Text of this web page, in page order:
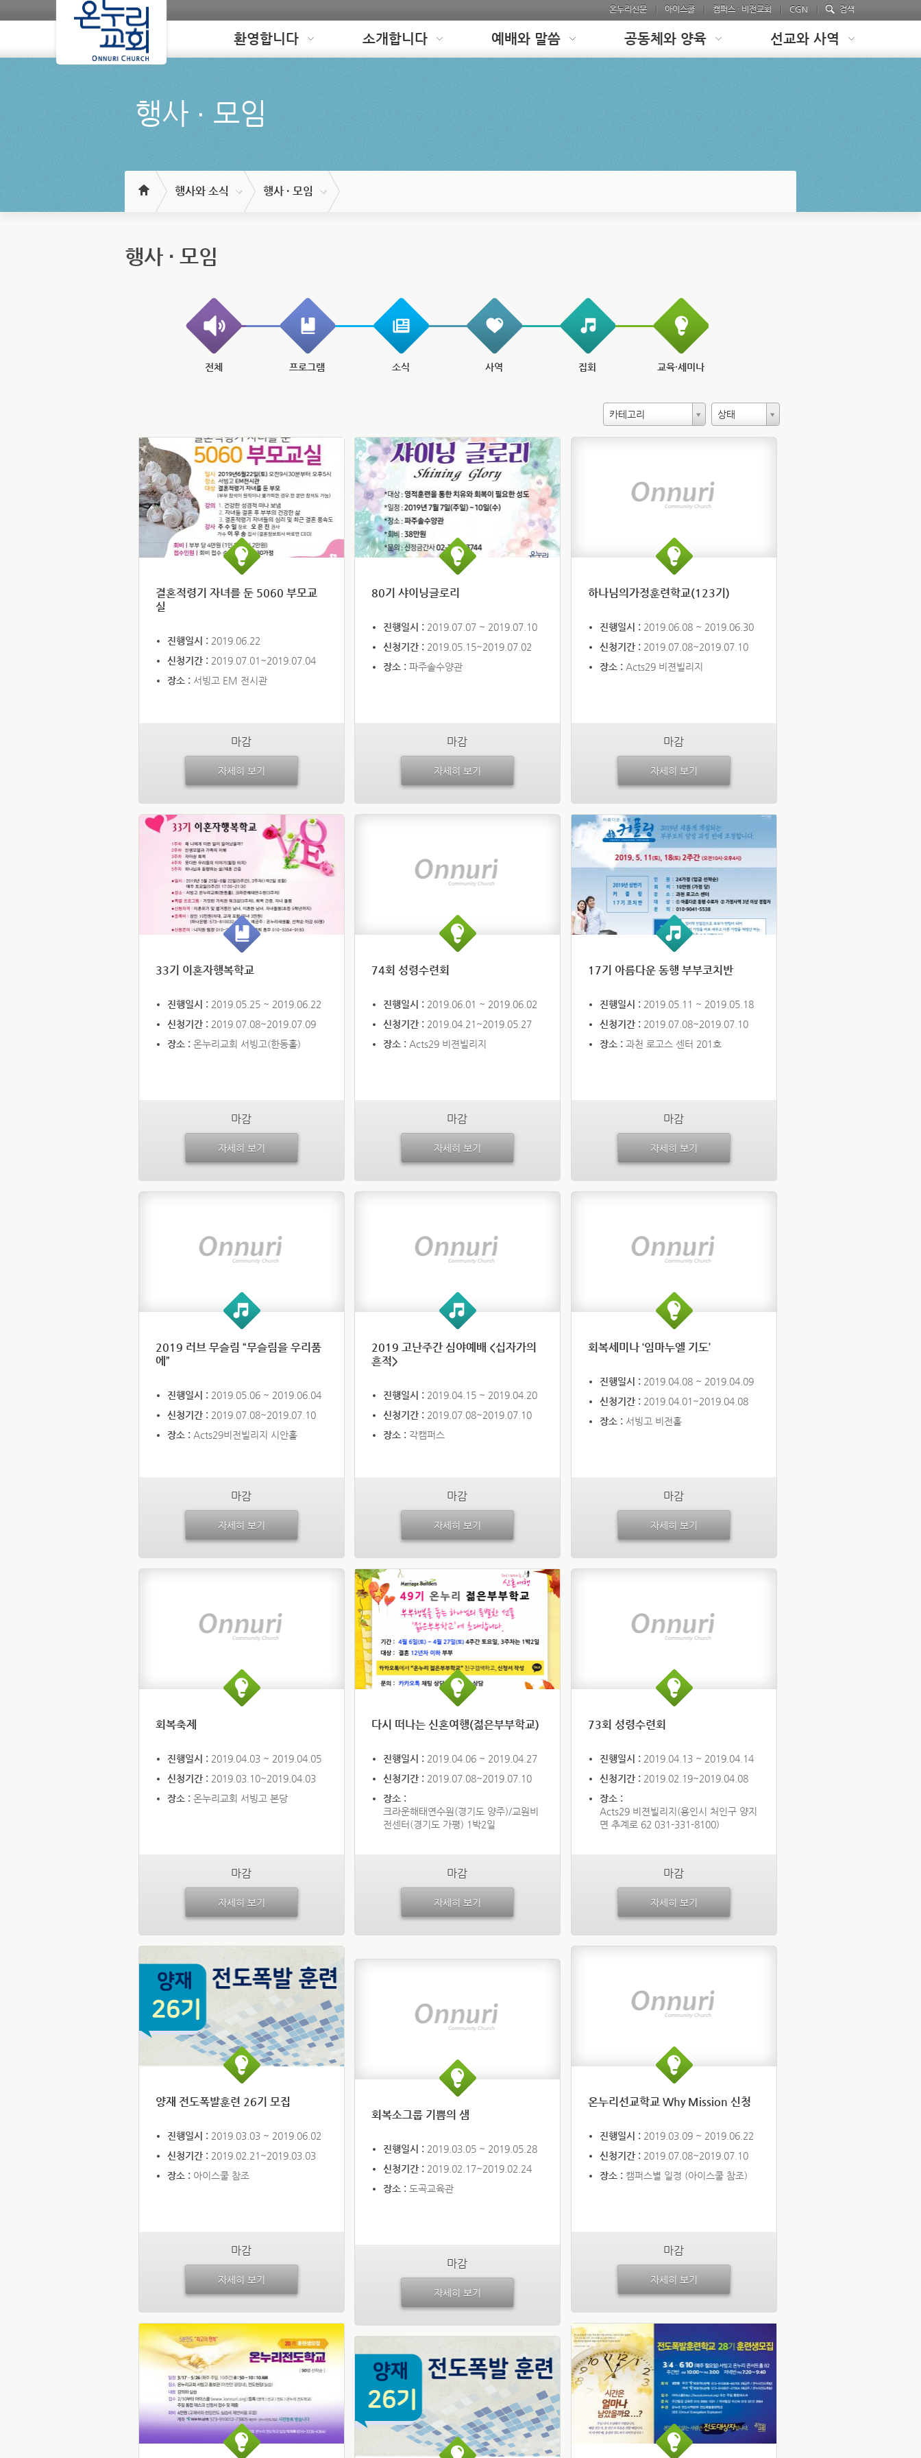
온누리신문 아이스쿨 캠퍼스 · 비전교회 CGN 검색
Loading 환영합니다 소개합니다 예배와 말씀 공동체와 양육 선교와 사역
행사 ∙ 모임
행사와 소식 행사 · 모임
행사 ∙ 모임
전체 프로그램 소식 사역 집회 교육·세미나
카테고리 상태
결혼적령기 자녀를 둔 5060 부모교
실
진행일시 : 2019.06.22
신청기간 : 2019.07.01~2019.07.04
장소 : 서빙고 EM 전시관
마감
자세히 보기
80기 샤이닝글로리
진행일시 : 2019.07.07 ~ 2019.07.10
신청기간 : 2019.05.15~2019.07.02
장소 : 파주솔수양관
마감
자세히 보기
하나님의가정훈련학교(123기)
진행일시 : 2019.06.08 ~ 2019.06.30
신청기간 : 2019.07.08~2019.07.10
장소 : Acts29 비젼빌리지
마감
자세히 보기
33기 이혼자행복학교
진행일시 : 2019.05.25 ~ 2019.06.22
신청기간 : 2019.07.08~2019.07.09
장소 : 온누리교회 서빙고(한동홀)
마감
자세히 보기
74회 성령수련회
진행일시 : 2019.06.01 ~ 2019.06.02
신청기간 : 2019.04.21~2019.05.27
장소 : Acts29 비젼빌리지
마감
자세히 보기
17기 아름다운 동행 부부코치반
진행일시 : 2019.05.11 ~ 2019.05.18
신청기간 : 2019.07.08~2019.07.10
장소 : 과천 로고스 센터 201호
마감
자세히 보기
2019 러브 무슬림 “무슬림을 우리품
에”
진행일시 : 2019.05.06 ~ 2019.06.04
신청기간 : 2019.07.08~2019.07.10
장소 : Acts29비전빌리지 시안홀
마감
자세히 보기
2019 고난주간 심야예배 <십자가의
흔적>
진행일시 : 2019.04.15 ~ 2019.04.20
신청기간 : 2019.07.08~2019.07.10
장소 : 각캠퍼스
마감
자세히 보기
회복세미나 ‘임마누엘 기도’
진행일시 : 2019.04.08 ~ 2019.04.09
신청기간 : 2019.04.01~2019.04.08
장소 : 서빙고 비전홀
마감
자세히 보기
회복축제
진행일시 : 2019.04.03 ~ 2019.04.05
신청기간 : 2019.03.10~2019.04.03
장소 : 온누리교회 서빙고 본당
마감
자세히 보기
다시 떠나는 신혼여행(젊은부부학교)
진행일시 : 2019.04.06 ~ 2019.04.27
신청기간 : 2019.07.08~2019.07.10
장소 :
크라운해태연수원(경기도 양주)/교원비
전센터(경기도 가평) 1박2일
마감
자세히 보기
73회 성령수련회
진행일시 : 2019.04.13 ~ 2019.04.14
신청기간 : 2019.02.19~2019.04.08
장소 :
Acts29 비젼빌리지(용인시 처인구 양지
면 추계로 62 031-331-8100)
마감
자세히 보기
양재 전도폭발훈련 26기 모집
진행일시 : 2019.03.03 ~ 2019.06.02
신청기간 : 2019.02.21~2019.03.03
장소 : 아이스쿨 참조
마감
자세히 보기
온누리선교학교 Why Mission 신청
진행일시 : 2019.03.09 ~ 2019.06.22
신청기간 : 2019.07.08~2019.07.10
장소 : 캠퍼스별 일정 (아이스쿨 참조)
마감
자세히 보기
회복소그룹 기쁨의 샘
진행일시 : 2019.03.05 ~ 2019.05.28
신청기간 : 2019.02.17~2019.02.24
장소 : 도곡교육관
마감
자세히 보기